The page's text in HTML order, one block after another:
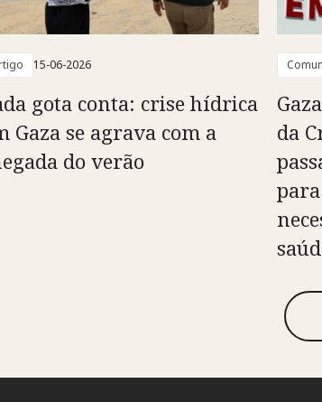
15-06-2026
gota conta: crise hídrica
Gaza se agrava com a
do verão
da